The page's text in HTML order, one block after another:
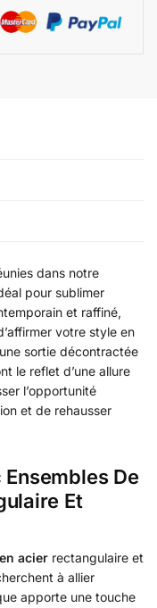
dans notre
pour sublimer
et raffiné,
votre style en
sortie décontractée
le reflet d’une allure
l’opportunité
et de rehausser
De
Et
acier rectangulaire et
à allier
apporte une touche